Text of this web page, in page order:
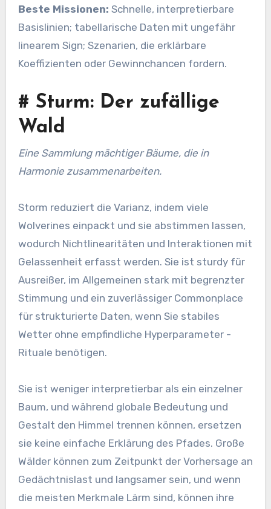
Beste Missionen: Schnelle, interpretierbare
Basislinien; tabellarische Daten mit ungefähr
linearem Sign; Szenarien, die erklärbare
Koeffizienten oder Gewinnchancen fordern.
# Sturm: Der zufällige
Wald
Eine Sammlung mächtiger Bäume, die in
Harmonie zusammenarbeiten.
Storm reduziert die Varianz, indem viele
Wolverines einpackt und sie abstimmen lassen,
wodurch Nichtlinearitäten und Interaktionen mit
Gelassenheit erfasst werden. Sie ist sturdy für
Ausreißer, im Allgemeinen stark mit begrenzter
Stimmung und ein zuverlässiger Commonplace
für strukturierte Daten, wenn Sie stabiles
Wetter ohne empfindliche Hyperparameter -
Rituale benötigen.
Sie ist weniger interpretierbar als ein einzelner
Baum, und während globale Bedeutung und
Gestalt den Himmel trennen können, ersetzen
sie keine einfache Erklärung des Pfades. Große
Wälder können zum Zeitpunkt der Vorhersage an
Gedächtnislast und langsamer sein, und wenn
die meisten Merkmale Lärm sind, können ihre